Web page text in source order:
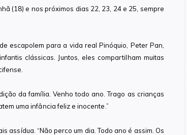
(18) e nos próximos dias 22, 23, 24 e 25, sempre
escapolem para a vida real Pinóquio, Peter Pan,
clássicas. Juntos, eles compartilham muitas
da família. Venho todo ano. Trago as crianças
uma infância feliz e inocente.”
assídua. “Não perco um dia. Todo ano é assim. Os